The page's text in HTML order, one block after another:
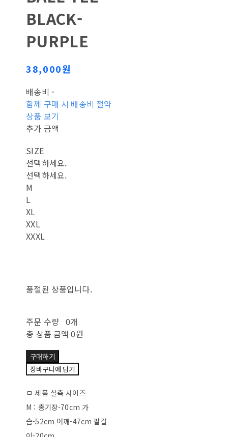
BLACK-
PURPLE
38,000원
배송비 -
함께 구매 시 배송비 절약
상품 보기
추가 금액
SIZE
선택하세요.
선택하세요.
M
L
XL
XXL
XXXL
품절된 상품입니다.
주문 수량 0개
총 상품 금액 0원
구매하기
장바구니에 담기
ㅁ 제품 실측 사이즈
M : 총기장-70cm 가
슴-52cm 어깨-47cm 팔길